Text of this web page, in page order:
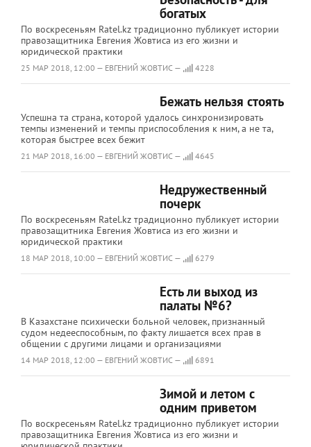
богатых
По воскресеньям Ratel.kz традиционно публикует истории
правозащитника Евгения Жовтиса из его жизни и
юридической практики
25 МАР 2018, 12:00 — ЕВГЕНИЙ ЖОВТИС — 4228
Бежать нельзя стоять
Успешна та страна, которой удалось синхронизировать
темпы изменений и темпы приспособления к ним, а не та,
которая быстрее всех бежит
21 МАР 2018, 16:00 — ЕВГЕНИЙ ЖОВТИС — 4645
Недружественный
почерк
По воскресеньям Ratel.kz традиционно публикует истории
правозащитника Евгения Жовтиса из его жизни и
юридической практики
18 МАР 2018, 10:00 — ЕВГЕНИЙ ЖОВТИС — 6279
Есть ли выход из
палаты №6?
В Казахстане психически больной человек, признанный
судом недееспособным, по факту лишается всех прав в
общении с другими лицами и организациями
14 МАР 2018, 12:00 — ЕВГЕНИЙ ЖОВТИС — 6891
Зимой и летом с
одним приветом
По воскресеньям Ratel.kz традиционно публикует истории
правозащитника Евгения Жовтиса из его жизни и